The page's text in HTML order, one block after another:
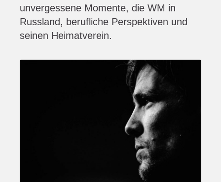
unvergessene Momente, die WM in
Russland, berufliche Perspektiven und
seinen Heimatverein.